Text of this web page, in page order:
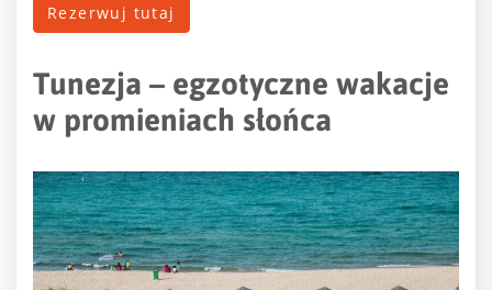
Rezerwuj tutaj
Tunezja – egzotyczne wakacje
w promieniach słońca